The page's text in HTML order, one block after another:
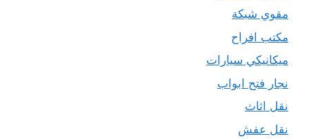
مقوي شبكة
مكتب افراح
ميكانيكي سيارات
نجار فتح ابواب
نقل اثاث
نقل عفش